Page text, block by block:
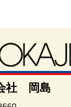
社 岡島